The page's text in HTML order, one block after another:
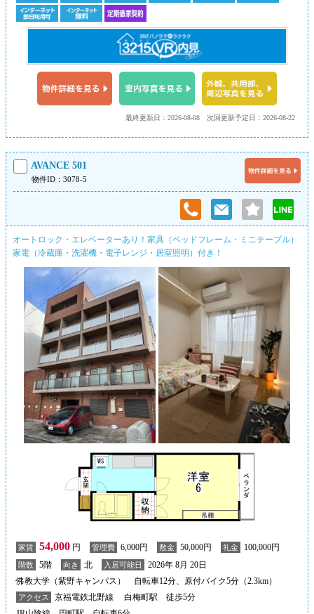
次回更新予定日：2026-08-22
最終更新日：2026-08-08
AVANCE 501
物件ID：3078-5
オートロック・エレベーターあり！家具（ベッドフレーム・ミニテーブル）
家電（冷蔵庫・洗濯機・電子レンジ・居室照明）付き！
家賃 54,000 円 管理費 6,000円 敷金 50,000円 礼金 100,000円
階数 5階 向き 北 入居可能日
2026年 8月 20日
佛教大学（紫野キャンパス） 自転車12分、原付バイク5分（2.3km）
アクセス
京福電鉄北野線 白梅町駅 徒歩5分